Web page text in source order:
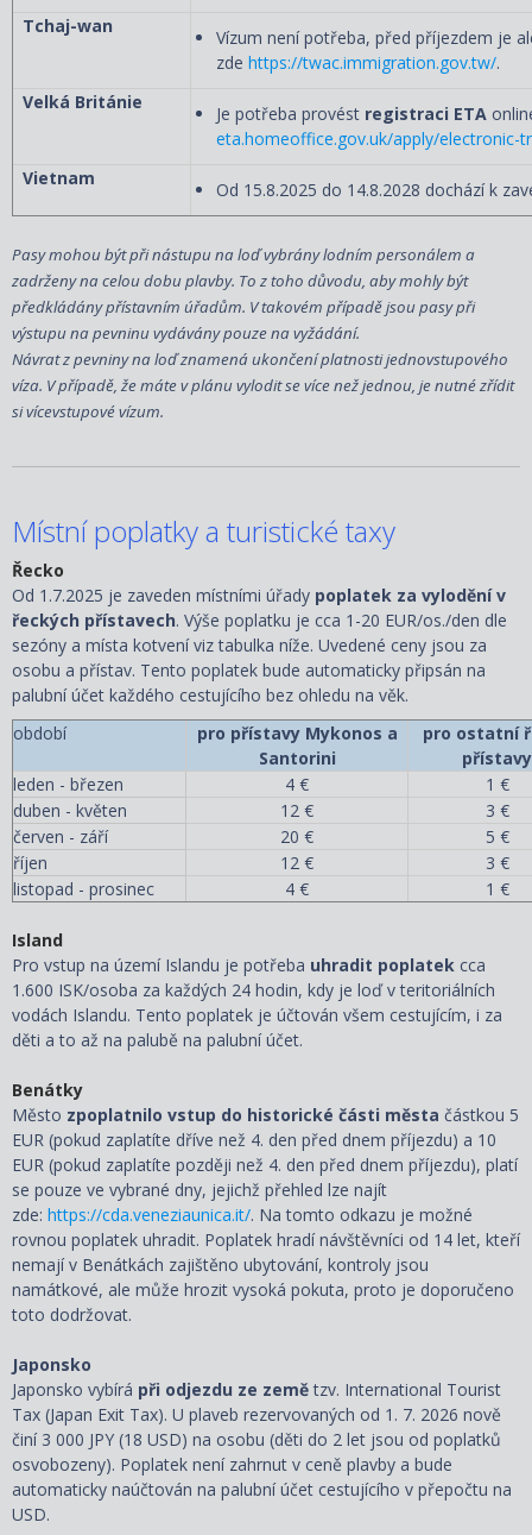
Tchaj-wan
Vízum není potřeba, před příjezdem je
zde https://twac.immigration.gov.tw/.
Velká Británie
Je potřeba provést registraci ETA
eta.homeoffice.gov.uk/apply/
Vietnam
Od 15.8.2025 do 14.8.2028 dochází k
Pasy mohou být při nástupu na loď vybrány lodním personálem a
zadrženy na celou dobu plavby. To z toho důvodu, aby mohly být
předkládány přístavním úřadům. V takovém případě jsou pasy při
výstupu na pevninu vydávány pouze na vyžádání.
Návrat z pevniny na loď znamená ukončení platnosti jednovstupového
víza. V případě, že máte v plánu vylodit se více než jednou, je nutné zřídit
si vícevstupové vízum.
Místní poplatky a turistické taxy
Řecko
Od 1.7.2025 je zaveden místními úřady poplatek za vylodění v
řeckých přístavech. Výše poplatku je cca 1-20 EUR/os./den dle
sezóny a místa kotvení viz tabulka níže. Uvedené ceny jsou za
osobu a přístav. Tento poplatek bude automaticky připsán na
palubní účet každého cestujícího bez ohledu na věk.
období
pro přístavy Mykonos a
Santorini
pro ostatní
přístavy
leden - březen
4 €
1 €
duben - květen
12 €
3 €
červen - září
20 €
5 €
říjen
12 €
3 €
listopad - prosinec
4 € 1 €
Island
Pro vstup na území Islandu je potřeba uhradit poplatek cca
1.600 ISK/osoba za každých 24 hodin, kdy je loď v teritoriálních
vodách Islandu. Tento poplatek je účtován všem cestujícím, i za
děti a to až na palubě na palubní účet.
Benátky
Město zpoplatnilo vstup do historické části města částkou 5
EUR (pokud zaplatíte dříve než 4. den před dnem příjezdu) a 10
EUR (pokud zaplatíte později než 4. den před dnem příjezdu), platí
se pouze ve vybrané dny, jejichž přehled lze najít
zde: https://cda.veneziaunica.it/. Na tomto odkazu je možné
rovnou poplatek uhradit. Poplatek hradí návštěvníci od 14 let, kteří
nemají v Benátkách zajištěno ubytování, kontroly jsou
namátkové, ale může hrozit vysoká pokuta, proto je doporučeno
toto dodržovat.
Japonsko
Japonsko vybírá při odjezdu ze zemětzv. International Tourist
Tax (Japan Exit Tax). U plaveb rezervovaných od 1. 7. 2026 nově
činí 3 000 JPY (18 USD) na osobu (děti do 2 let jsou od poplatků
osvobozeny). Poplatek není zahrnut v ceně plavby a bude
automaticky naúčtován na palubní účet cestujícího v přepočtu na
USD.